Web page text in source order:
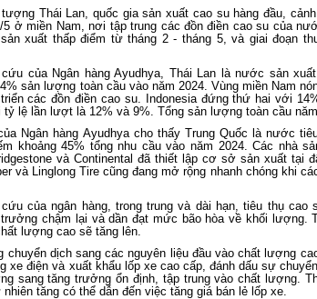
Thái Lan, quốc gia sản xuất cao su hàng đầu,
5 ở miền Nam, nơi tập trung các đồn điền cao su của
xuất thấp điểm từ tháng 2 - tháng 5, và giai đoạn
cứu của Ngân hàng Ayudhya, Thái Lan là nước sản
sản lượng toàn cầu vào năm 2024. Vùng miền Nam
các đồn điền cao su. Indonesia đứng thứ hai với
lệ lần lượt là 12% và 9%. Tổng sản lượng toàn cầu
Ngân hàng Ayudhya cho thấy Trung Quốc là nước
khoảng 45% tổng nhu cầu vào năm 2024. Các nhà
và Continental đã thiết lập cơ sở sản xuất tại
và Linglong Tire cũng đang mở rộng nhanh chóng khi
cứu của ngân hàng, trong trung và dài hạn, tiêu thụ
chậm lại và dần đạt mức bão hòa về khối lượng.
lượng cao sẽ tăng lên.
chuyển dịch sang các nguyên liệu đầu vào chất lượng
xe điện và xuất khẩu lốp xe cao cấp, đánh dấu sự
sang tăng trưởng ổn định, tập trung vào chất lượng.
tăng có thể dẫn đến việc tăng giá bán lẻ lốp xe.